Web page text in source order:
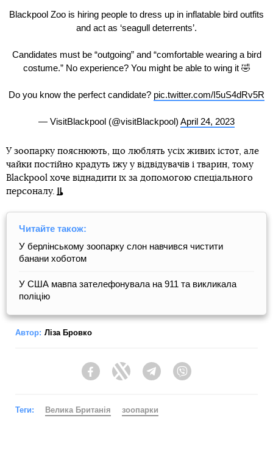
Blackpool Zoo is hiring people to dress up in inflatable bird outfits
and act as ‘seagull deterrents’.
Candidates must be “outgoing” and “comfortable wearing a bird
costume.” No experience? You might be able to wing it 🤣
Do you know the perfect candidate? pic.twitter.com/I5uS4dRv5R
— VisitBlackpool (@visitBlackpool) April 24, 2023
У зоопарку пояснюють, що люблять усіх живих істот, але
чайки постійно крадуть їжу у відвідувачів і тварин, тому
Blackpool хоче віднадити їх за допомогою спеціального
персоналу.
Читайте також:
У берлінському зоопарку слон навчився чистити
банани хоботом
У США мавпа зателефонувала на 911 та викликала
поліцію
Автор: Ліза Бровко
FacebookTwitter Telegram
Теги: Велика Британія зоопарки